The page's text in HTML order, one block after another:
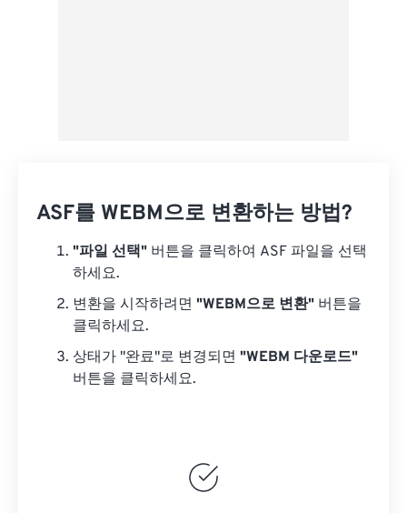
ASF를 WEBM으로 변환하는 방법?
"파일 선택" 버튼을 클릭하여 ASF 파일을 선택
하세요.
변환을 시작하려면 "WEBM으로 변환" 버튼을
클릭하세요.
상태가 "완료"로 변경되면 "WEBM 다운로드"
버튼을 클릭하세요.